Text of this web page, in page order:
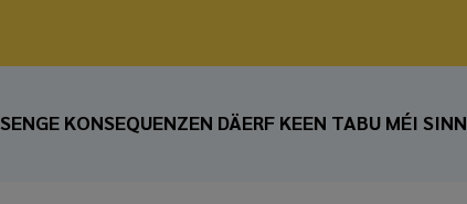
KONSEQUENZEN DÄERF KEEN TABU MÉI SINN